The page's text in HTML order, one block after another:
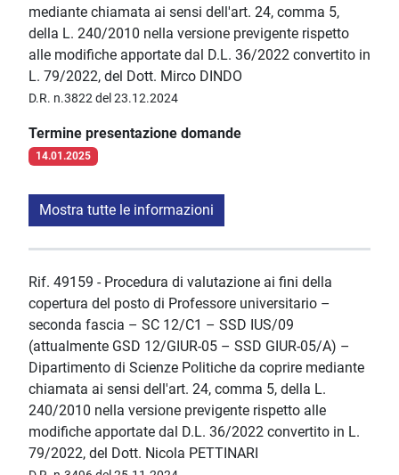
mediante chiamata ai sensi dell'art. 24, comma 5,
della L. 240/2010 nella versione previgente rispetto
alle modifiche apportate dal D.L. 36/2022 convertito in
L. 79/2022, del Dott. Mirco DINDO
D.R. n.3822 del 23.12.2024
Termine presentazione domande
14.01.2025
Mostra tutte le informazioni
Rif. 49159 - Procedura di valutazione ai fini della
copertura del posto di Professore universitario –
seconda fascia – SC 12/C1 – SSD IUS/09
(attualmente GSD 12/GIUR-05 – SSD GIUR-05/A) –
Dipartimento di Scienze Politiche da coprire mediante
chiamata ai sensi dell'art. 24, comma 5, della L.
240/2010 nella versione previgente rispetto alle
modifiche apportate dal D.L. 36/2022 convertito in L.
79/2022, del Dott. Nicola PETTINARI